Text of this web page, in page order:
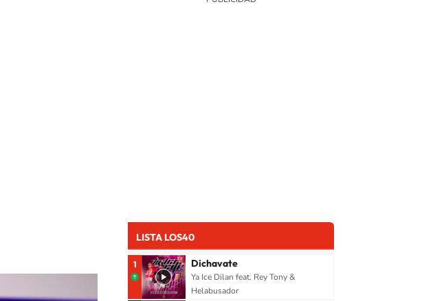
LISTA LOS40
1 Dichavate
Ya Ice Dilan feat. Rey Tony &
Helabusador